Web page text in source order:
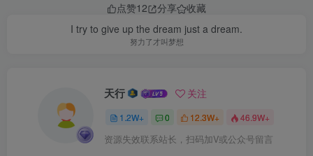
点赞12 分享
收藏
I try to give up the dream just a dream.
努力了才叫梦想
天行 关注
1.2W+ 0 12.3W+ 46.9W+
资源失效联系站长，扫码加V或公众号留言